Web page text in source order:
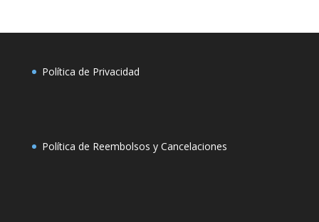
Política de Privacidad
Política de Reembolsos y Cancelaciones